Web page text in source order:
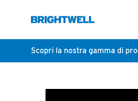
Scopri la nostra gamma di